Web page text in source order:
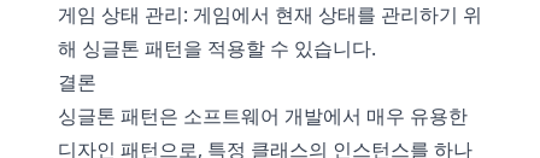
게임 상태 관리: 게임에서 현재 상태를 관리하기 위
해 싱글톤 패턴을 적용할 수 있습니다.
결론
싱글톤 패턴은 소프트웨어 개발에서 매우 유용한
디자인 패턴으로, 특정 클래스의 인스턴스를 하나